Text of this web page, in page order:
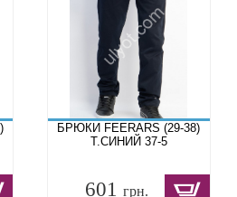
БРЮКИ FEERARS (29-38)
Т.СИНИЙ 37-5
601грн.